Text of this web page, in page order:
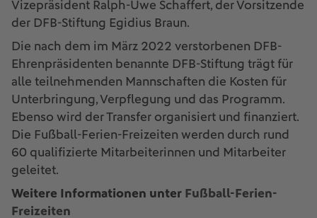
Vizepräsident Ralph-Uwe Schaffert, der Vorsitzende
der DFB-Stiftung Egidius Braun.
Die nach dem im März 2022 verstorbenen DFB-
Ehrenpräsidenten benannte DFB-Stiftung trägt für
alle teilnehmenden Mannschaften die Kosten für
Unterbringung, Verpflegung und das Programm.
Ebenso wird der Transfer organisiert und finanziert.
Die Fußball-Ferien-Freizeiten werden durch rund
60 qualifizierte Mitarbeiterinnen und Mitarbeiter
geleitet.
Weitere Informationen unter Fußball-Ferien-
Freizeiten